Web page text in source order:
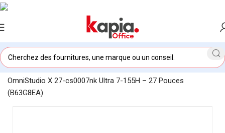
Accueil/KAPIA OFFICE MAROC/Ordinateur tout-en-un HP
OmniStudio X 27-cs0007nk Ultra 7-155H – 27 Pouces
(B63G8EA)